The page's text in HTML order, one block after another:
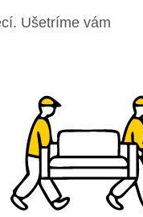
Ušetríme vám